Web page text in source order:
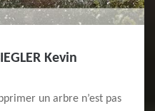
Kevin
un arbre n’est pas